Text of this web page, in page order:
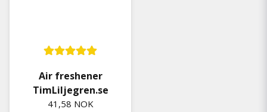
Air freshener
TimLiljegren.se
41,58 NOK